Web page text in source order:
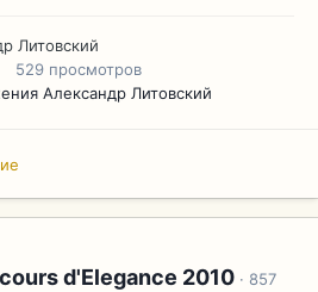
Литовский
529 просмотров
Александр Литовский
d'Elegance 2010 · 857